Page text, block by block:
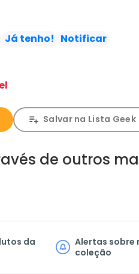
mundo, por isso, continua
com ela nessa busca.
na cidade Luke e Fitts juntos...
Já tenho! Notificar
Salvar na Lista Geek
de outros
da
Alertas sobre
coleção